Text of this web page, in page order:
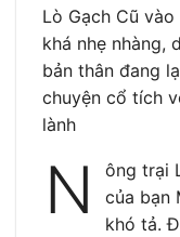
Lò Gạch Cũ
khá nhẹ nhàng,
bản thân đang
chuyện cổ tích
lành
N
ông trại
của bạn
khó tả.